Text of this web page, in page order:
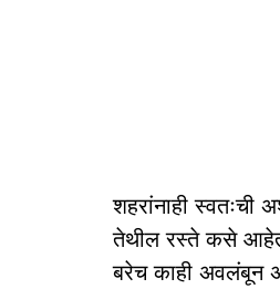
शहरांनाही
तेथील रस्ते कसे
बरेच काही अवलंबून